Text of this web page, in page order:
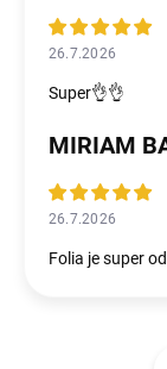
26.7.2026
Super👌👌
MIRIAM
26.7.2026
Folia je super